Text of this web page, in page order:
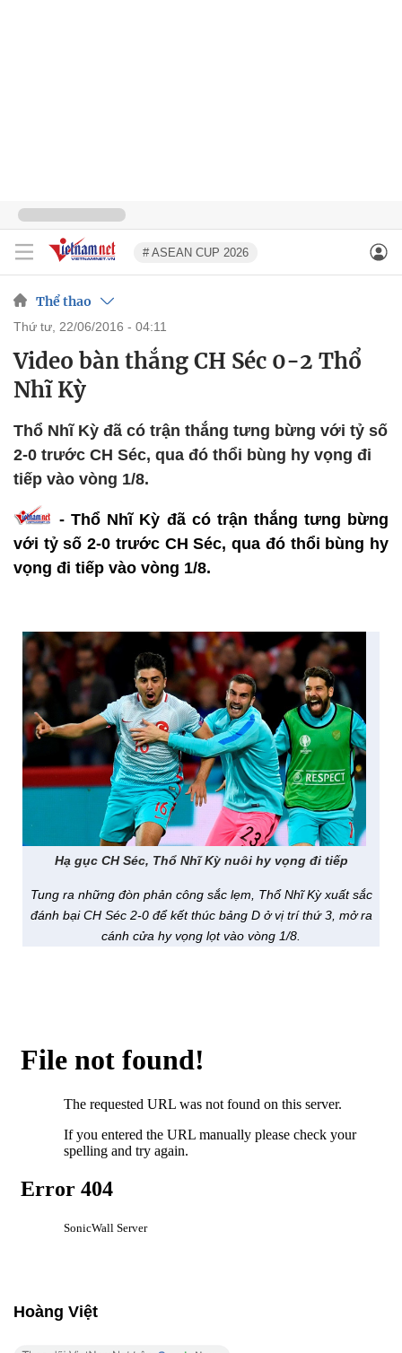
# ASEAN CUP 2026
Thể thao
thứ tư, 22/06/2016 - 04:11
Video bàn thắng CH Séc 0-2 Thổ
Nhĩ Kỳ
Thổ Nhĩ Kỳ đã có trận thắng tưng bừng với tỷ số
2-0 trước CH Séc, qua đó thổi bùng hy vọng đi
tiếp vào vòng 1/8.
- Thổ Nhĩ Kỳ đã có trận thắng tưng bừng
với tỷ số 2-0 trước CH Séc, qua đó thổi bùng hy
vọng đi tiếp vào vòng 1/8.
Hạ gục CH Séc, Thổ Nhĩ Kỳ nuôi hy vọng đi tiếp
Tung ra những đòn phản công sắc lẹm, Thổ Nhĩ Kỳ xuất sắc
đánh bại CH Séc 2-0 để kết thúc bảng D ở vị trí thứ 3, mở ra
cánh cửa hy vọng lọt vào vòng 1/8.
Hoàng Việt